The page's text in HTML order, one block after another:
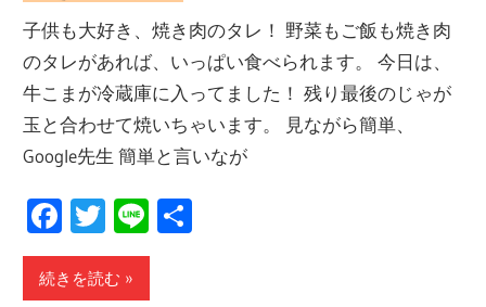
子供も大好き、焼き肉のタレ！ 野菜もご飯も焼き肉
のタレがあれば、いっぱい食べられます。 今日は、
牛こまが冷蔵庫に入ってました！ 残り最後のじゃが
玉と合わせて焼いちゃいます。 見ながら簡単、
Google先生 簡単と言いなが
Facebook
Twitter
Line
続きを読む